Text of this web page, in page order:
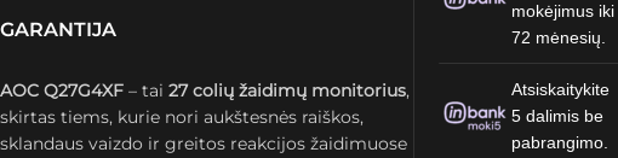
GARANTIJA
AOC Q27G4XF – tai 27 colių žaidimų monitorius,
skirtas tiems, kurie nori aukštesnės raiškos,
sklandaus vaizdo ir greitos reakcijos žaidimuose
mokėjimus iki
72 mėnesių.
Atsiskaitykite
5 dalimis be
pabrangimo.